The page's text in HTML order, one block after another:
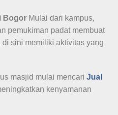
Bogor Mulai dari kampus,
pemukiman padat membuat
sini memiliki aktivitas yang
masjid mulai mencari Jual
kenyamanan